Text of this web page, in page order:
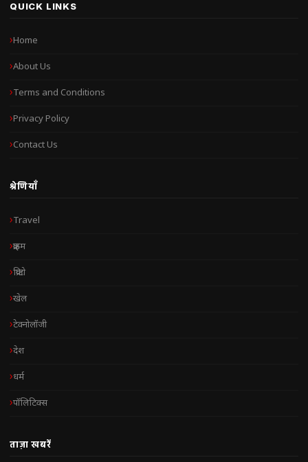
QUICK LINKS
Home
About Us
Terms and Conditions
Privacy Policy
Contact Us
श्रेणियाँ
Travel
क्राइम
क्रिप्टो
खेल
टेक्नोलॉजी
देश
धर्म
पॉलिटिक्स
ताज़ा खबरें